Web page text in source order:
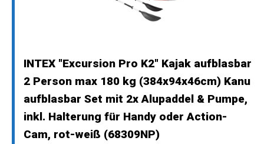
INTEX "Excursion Pro K2" Kajak aufblasbar
2 Person max 180 kg (384x94x46cm) Kanu
aufblasbar Set mit 2x Alupaddel & Pumpe,
inkl. Halterung für Handy oder Action-
Cam, rot-weiß (68309NP)